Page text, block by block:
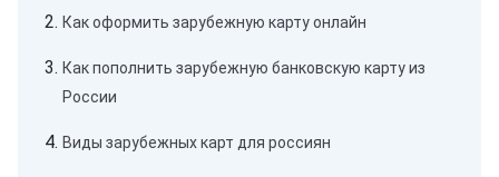
Как оформить зарубежную карту онлайн
Как пополнить зарубежную банковскую карту из
России
Виды зарубежных карт для россиян